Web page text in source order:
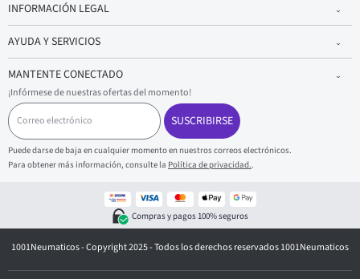
INFORMACIÓN LEGAL
AYUDA Y SERVICIOS
MANTENTE CONECTADO
¡Infórmese de nuestras ofertas del momento!
C
o
r
r
e
o
n
SUSCRIBIRSE
Puede darse de baja en cualquier momento en nuestros correos electrónicos.
Para obtener más información, consulte la Política de privacidad..
Compras y pagos 100% seguros
1001Neumaticos - Copyright 2025 - Todos los derechos reservados 1001Neumaticos